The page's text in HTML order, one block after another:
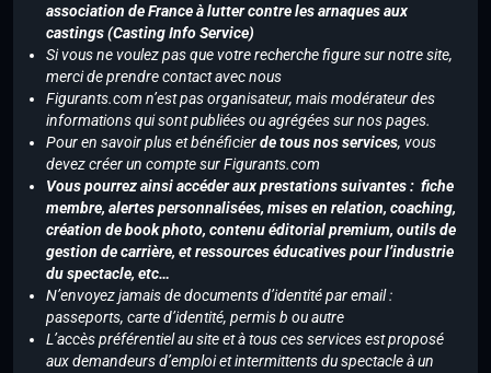
association de France à lutter contre les arnaques aux
castings (Casting Info Service)
Si vous ne voulez pas que votre recherche figure sur notre site,
merci de prendre contact avec nous
Figurants.com n’est pas organisateur, mais modérateur des
informations qui sont publiées ou agrégées sur nos pages.
Pour en savoir plus et bénéficierde tous nos services, vous
devez créer un compte sur Figurants.com
Vous pourrez ainsi accéder aux prestations suivantes : fiche
membre, alertes personnalisées, mises en relation, coaching,
création de book photo, contenu éditorial premium, outils de
gestion de carrière, et ressources éducatives pour l’industrie
du spectacle, etc…
N’envoyez jamais de documents d’identité par email :
passeports, carte d’identité, permis b ou autre
L’accès préférentiel au site et à tous ces services est proposé
aux demandeurs d’emploi et intermittents du spectacle à un